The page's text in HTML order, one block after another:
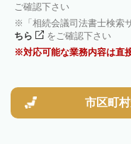
ご確認下さい
「相続会議司法書士検
ちら
をご確認下さい
対応可能な業務内容は直
市区町